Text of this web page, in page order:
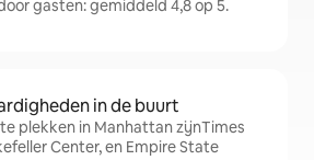
gasten: gemiddeld 4,8 op 5.
in de buurt
plekken in Manhattan zijnTimes
Center, en Empire State